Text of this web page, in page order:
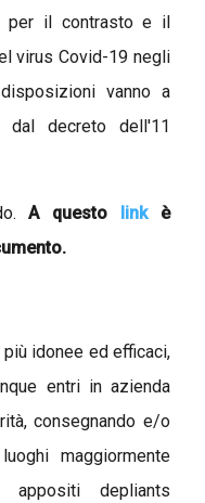
per il contrasto e il
virus Covid-19 negli
vanno a
dal decreto dell'11
A questo link è
più idonee ed efficaci,
entri in azienda
consegnando e/o
maggiormente
depliants